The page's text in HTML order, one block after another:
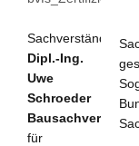
Dipl.-Ing.
Uwe
Schroeder
für